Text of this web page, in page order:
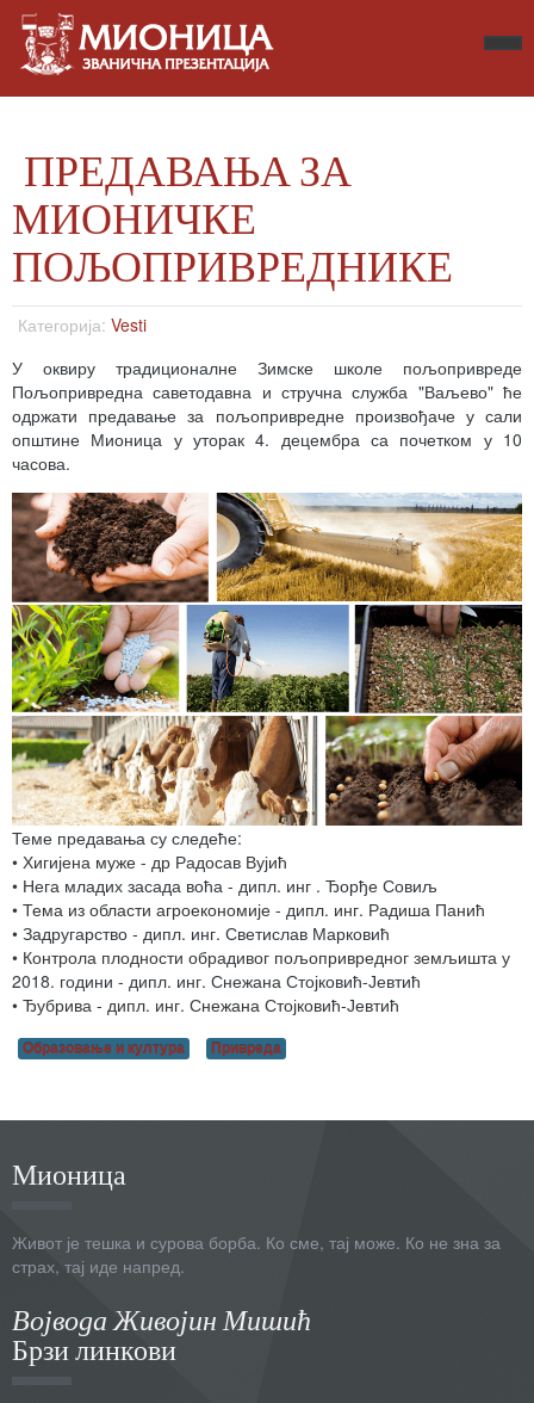
ПРЕДАВАЊА ЗА
МИОНИЧКЕ
ПОЉОПРИВРЕДНИКЕ
Категорија: Vesti
У оквиру традиционалне Зимске школе пољопривреде
Пољопривредна саветодавна и стручна служба "Ваљево" ће
одржати предавање за пољопривредне произвођаче у сали
општине Мионица у уторак 4. децембра са почетком у 10
часова.
Теме предавања су следеће:
• Хигијена муже - др Радосав Вујић
• Нега младих засада воћа - дипл. инг . Ђорђе Совиљ
• Тема из области агроекономије - дипл. инг. Радиша Панић
• Задругарство - дипл. инг. Светислав Марковић
• Контрола плодности обрадивог пољопривредног земљишта у
2018. години - дипл. инг. Снежана Стојковић-Јевтић
• Ђубрива - дипл. инг. Снежана Стојковић-Јевтић
Образовање и култура Привреда
Мионица
Живот је тешка и сурова борба. Ко сме, тај може. Ко не зна за
страх, тај иде напред.
Војвода Живојин Мишић
Брзи линкови